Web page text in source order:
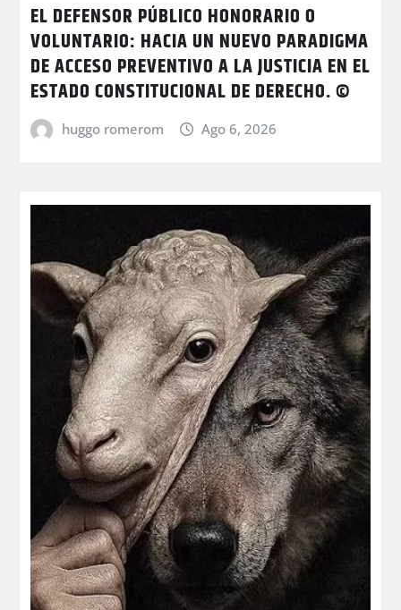
EL DEFENSOR PÚBLICO HONORARIO O
VOLUNTARIO: HACIA UN NUEVO PARADIGMA
DE ACCESO PREVENTIVO A LA JUSTICIA EN EL
ESTADO CONSTITUCIONAL DE DERECHO. ©
huggo romerom Ago 6, 2026